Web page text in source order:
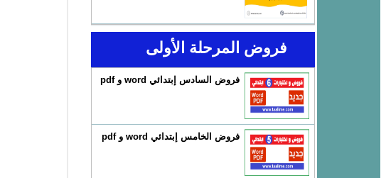
فروض المرحلة الأولى
فروض السادس إبتدائي word و pdf
فروض الخامس إبتدائي word و pdf